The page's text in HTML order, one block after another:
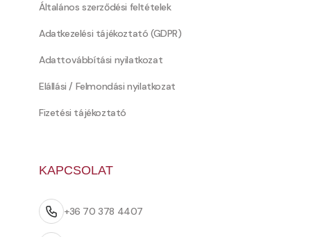
Általános szerződési feltételek
Adatkezelési tájékoztató (GDPR)
Adattovábbítási nyilatkozat
Elállási / Felmondási nyilatkozat
Fizetési tájékoztató
KAPCSOLAT
+36 70 378 4407